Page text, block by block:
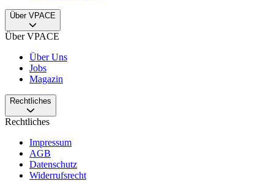
Über VPACE
Über VPACE
Über Uns
Jobs
Magazin
Rechtliches
Rechtliches
Impressum
AGB
Datenschutz
Widerrufsrecht